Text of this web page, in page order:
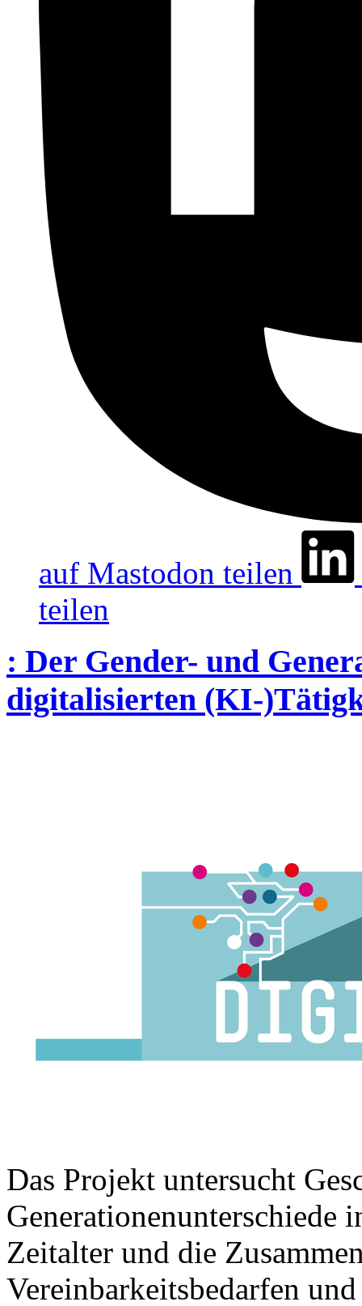
auf Mastodon teilen
teilen
: Der Gender- und
digitalisierten (KI-
Das Projekt untersucht
Zeitalter und die
Vereinbarkeitsbedarfen